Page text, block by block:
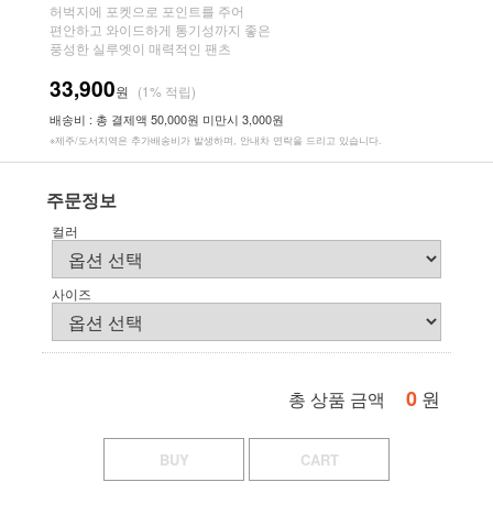
허벅지에 포켓으로 포인트를 주어
편안하고 와이드하게 통기성까지 좋은
풍성한 실루엣이 매력적인 팬츠
33,900원 (1% 적립)
배송비 : 총 결제액 50,000원 미만시 3,000원
※제주/도서지역은 추가배송비가 발생하며, 안내차 연락을 드리고 있습니다.
주문정보
컬러
사이즈
총 상품 금액 0 원
BUY CART